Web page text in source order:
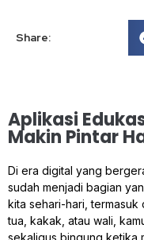
Share:
Aplikasi
Makin Pintar
Di era digital yang
sudah menjadi bagian
kita sehari-hari, termasuk
tua, kakak, atau wali,
sekaligus bingung ketika